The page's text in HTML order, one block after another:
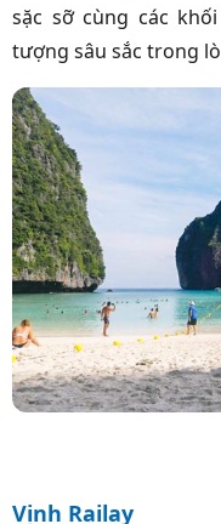
sặc sỡ cùng các
tượng sâu sắc trong
Vịnh Railay